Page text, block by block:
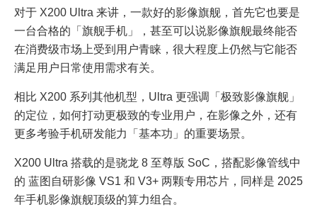
对于 X200 Ultra 来讲，一款好的影像旗舰，首先它也要是
一台合格的「旗舰手机」，甚至可以说影像旗舰最终能否
在消费级市场上受到用户青睐，很大程度上仍然与它能否
满足用户日常使用需求有关。
相比 X200 系列其他机型，Ultra 更强调「极致影像旗舰」
的定位，如何打动更极致的专业用户，在影像之外，还有
更多考验手机研发能力「基本功」的重要场景。
X200 Ultra 搭载的是骁龙 8 至尊版 SoC，搭配影像管线中
的 蓝图自研影像 VS1 和 V3+ 两颗专用芯片，同样是 2025
年手机影像旗舰顶级的算力组合。